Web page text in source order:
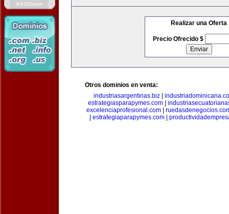
Realizar una Oferta
Precio Ofrecido $
Otros dominios en venta:
industriasargentinas.biz
estrategiasparapymes.com|
excelenciaprofesional.com|
estrategiaparapymes.com